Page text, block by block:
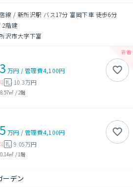
線 / 新所沢駅 バス17分 富岡下車 徒歩6分
2階建
沢市大字下富
万円 /管理費4,100円
礼 10.3万円
㎡ / 2階
万円 /管理費4,100円
礼 9.05万円
㎡ / 1階
ーデン